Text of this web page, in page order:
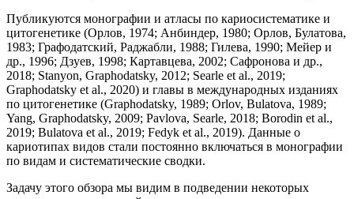
Публикуются монографии и атласы по кариосистематике и
цитогенетике (Орлов, 1974; Анбиндер, 1980; Орлов, Булатова,
1983; Графодатский, Раджабли, 1988; Гилева, 1990; Мейер и
др., 1996; Дзуев, 1998; Картавцева, 2002; Сафронова и др.,
2018; Stanyon, Graphodatsky, 2012; Searle et al., 2019;
Graphodatsky et al., 2020) и главы в международных изданиях
по цитогенетике (Graphodatsky, 1989; Orlov, Bulatova, 1989;
Yang, Graphodatsky, 2009; Pavlova, Searle, 2018; Borodin et al.,
2019; Bulatova et al., 2019; Fedyk et al., 2019). Данные о
кариотипах видов стали постоянно включаться в монографии
по видам и систематические сводки.
Задачу этого обзора мы видим в подведении некоторых